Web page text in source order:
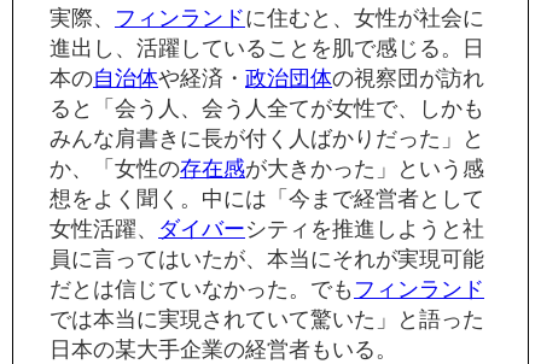
実際、 フィンランドに住むと、女性が社会に
進出し、活躍していることを肌で感じる。日
本の自治体や経済・ 政治団体の視察団が訪れ
ると「会う人、会う人全てが女性で、しかも
みんな肩書きに長が付く人ばかりだった」と
か、「女性の存在感が大きかった」という感
想をよく聞く。中には「今まで経営者として
女性活躍、 ダイバーシティを推進しようと社
員に言ってはいたが、本当にそれが実現可能
だとは信じていなかった。でも フィンランド
では本当に実現されていて驚いた」と語った
日本の某大手企業の経営者もいる。